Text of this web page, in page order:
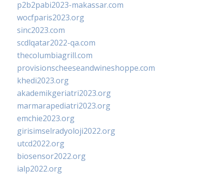
p2b2pabi2023-makassar.com
wocfparis2023.org
sinc2023.com
scdlqatar2022-qa.com
thecolumbiagrill.com
provisionscheeseandwineshoppe.com
khedi2023.org
akademikgeriatri2023.org
marmarapediatri2023.org
emchie2023.org
girisimselradyoloji2022.org
utcd2022.org
biosensor2022.org
ialp2022.org